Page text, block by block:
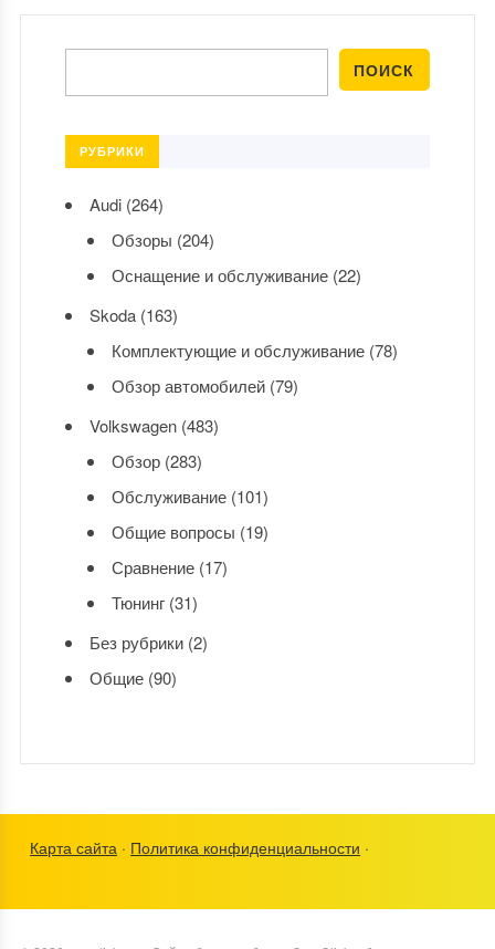
РУБРИКИ
Audi(264)
Обзоры (204)
Оснащение и обслуживание(22)
Skoda(163)
Комплектующие и обслуживание(78)
Обзор автомобилей(79)
Volkswagen(483)
Обзор(283)
Обслуживание(101)
Общие вопросы (19)
Сравнение(17)
Тюнинг(31)
Без рубрики(2)
Общие(90)
Карта сайта · Политика конфиденциальности ·